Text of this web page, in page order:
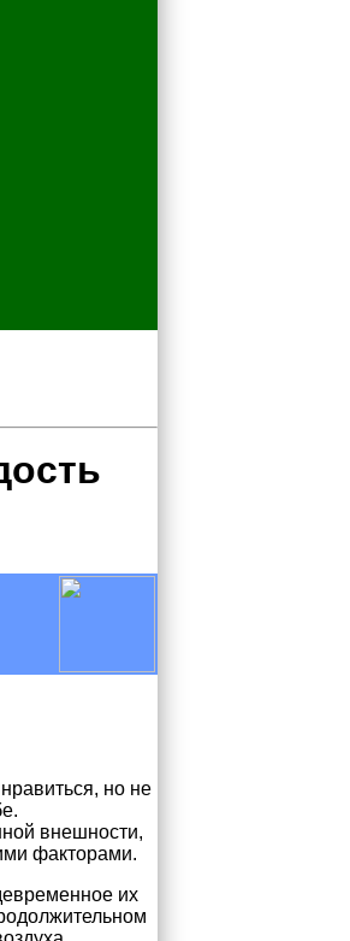
но не
внешности,
факторами.
их